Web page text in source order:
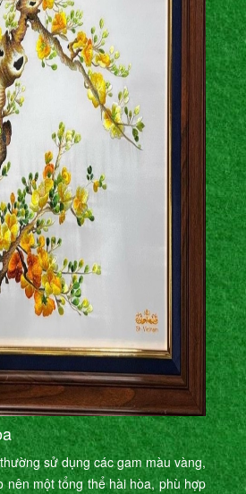
sử dụng các gam màu vàng,
nên một tổng thể hài hòa, phù hợp